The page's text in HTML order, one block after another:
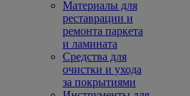
Материалы для
реставрации и
ремонта паркета
и ламината
Средства для
очистки и ухода
за покрытиями